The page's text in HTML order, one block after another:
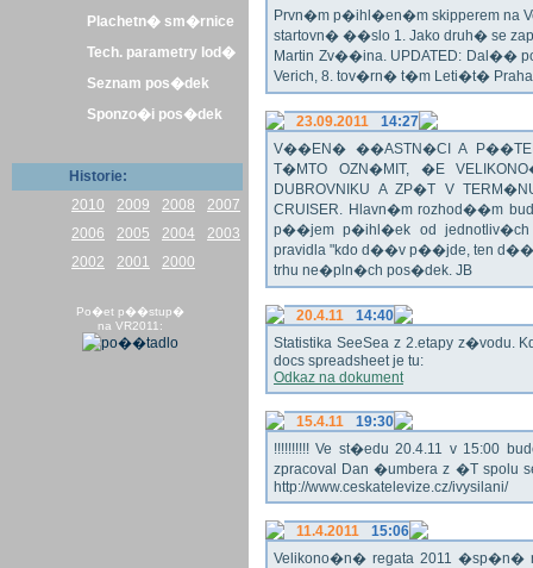
Plachetn� sm�rnice
Tech. parametry lod�
Seznam pos�dek
Sponzo�i pos�dek
Historie:
2010
2009 2008
2007
2006
2005 2004
2003
2002
2001 2000
Po�et p��stup�
na VR2011:
Prvn�m p�ihl�en�m skipperem na
startovn� ��slo 1. Jako druh� se
Martin Zv��ina. UPDATED: Dal��
Verich, 8. tov�rn� t�m Leti�t� Praha
23.09.2011
14:27
V��EN� ��ASTN�CI A
T�MTO OZN�MIT, �E
DUBROVNIKU A ZP�T V
CRUISER. Hlavn�m rozhod��m
p��jem p�ihl�ek od
pravidla "kdo d��v p��jde, ten
trhu ne�pln�ch pos�dek. JB
20.4.11
14:40
Statistika SeeSea z 2.etapy z�vodu.
docs spreadsheet je tu:
Odkaz na dokument
15.4.11
19:30
!!!!!!!!!! Ve st�edu 20.4.11 v 15:00
zpracoval Dan �umbera z �T spolu
http://www.ceskatelevize.cz/ivysilani/
11.4.2011
15:06
Velikono�n� regata 2011 �sp�n�